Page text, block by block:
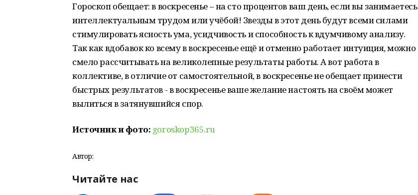
Гороскоп обещает: в воскресенье – на сто процентов ваш день, если вы занимаетесь
интеллектуальным трудом или учёбой! Звезды в этот день будут всеми силами
стимулировать ясность ума, усидчивость и способность к вдумчивому анализу.
Так как вдобавок ко всему в воскресенье ещё и отменно работает интуиция, можно
смело рассчитывать на великолепные результаты работы. А вот работа в
коллективе, в отличие от самостоятельной, в воскресенье не обещает принести
быстрых результатов - в воскресенье ваше желание настоять на своём может
вылиться в затянувшийся спор.
Источник и фото: goroskop365.ru
Автор:
Читайте нас